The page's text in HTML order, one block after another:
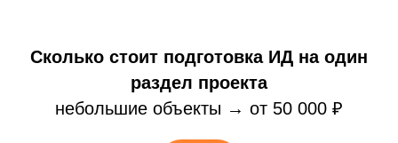
Сколько стоит подготовка ИД на один
раздел проекта
небольшие объекты → от 50 000 ₽